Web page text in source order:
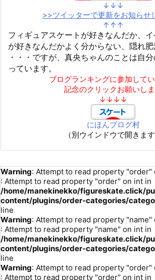
↓↓↓
>>ツイッターで更新をお知らせ
↑↑↑
フィギュアスケートが好きなんだか、
が好きなんだかよく分からない、隠れ肥
・・・ですが、真央ちゃんのことは自
っています。
ブログランキングに参加してい
記念のクリックお願いし
↓↓↓↓
にほんブログ村
（別ウインドウで開きます
Warning: Attempt to read property "order"
: Attempt to read property "order" on int in
/home/manekinekko/figureskate.click/
content/plugins/order-categories/
line
Warning: Attempt to read property "name"
: Attempt to read property "name" on int in
/home/manekinekko/figureskate.click/
content/plugins/order-categories/
line
Warning: Attempt to read property "order"
: Attempt to read property "order" on int in